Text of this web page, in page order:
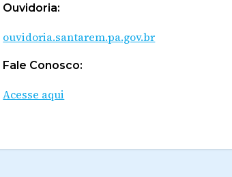
Ouvidoria:
ouvidoria.santarem.pa.gov.br
Fale Conosco:
Acesse aqui